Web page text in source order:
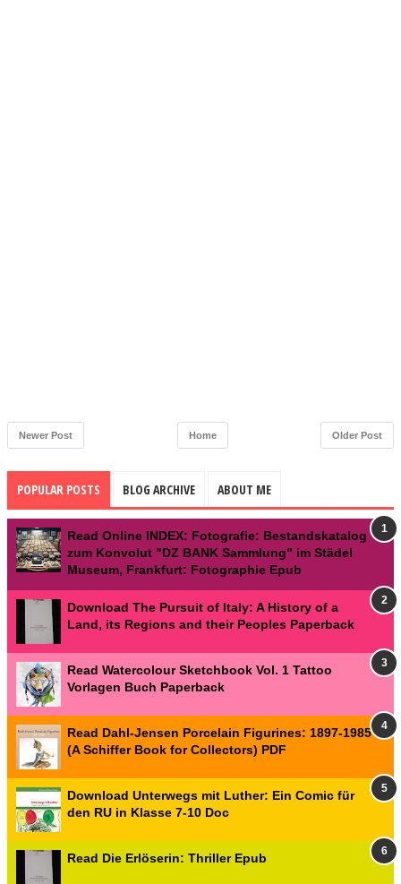
Newer Post Older Post
Home
POPULAR POSTS BLOG ARCHIVE ABOUT ME
Read Online INDEX: Fotografie: Bestandskatalog
zum Konvolut "DZ BANK Sammlung" im Städel
Museum, Frankfurt: Fotographie Epub
Download The Pursuit of Italy: A History of a
Land, its Regions and their Peoples Paperback
Read Watercolour Sketchbook Vol. 1 Tattoo
Vorlagen Buch Paperback
Read Dahl-Jensen Porcelain Figurines: 1897-1985
(A Schiffer Book for Collectors) PDF
Download Unterwegs mit Luther: Ein Comic für
den RU in Klasse 7-10 Doc
Read Die Erlöserin: Thriller Epub